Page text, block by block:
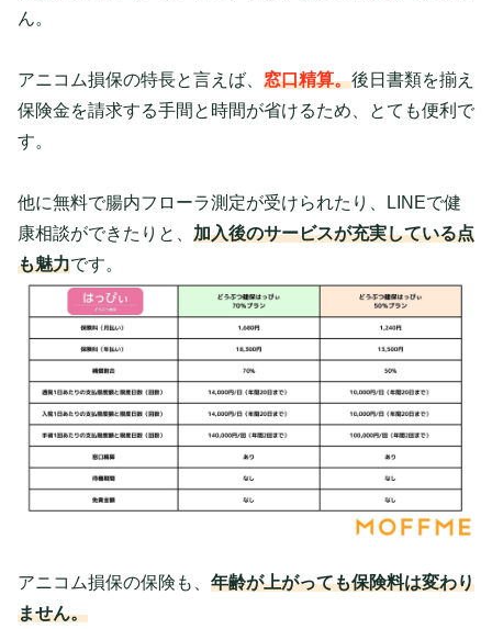
ん。
アニコム損保の特長と言えば、 窓口精算。後日書類を揃え
保険金を請求する手間と時間が省けるため、とても便利で
す。
他に無料で腸内フローラ測定が受けられたり、LINEで健
康相談ができたりと、 加入後のサービスが充実している点
も魅力です。
アニコム損保の保険も、 年齢が上がっても保険料は変わり
ません。